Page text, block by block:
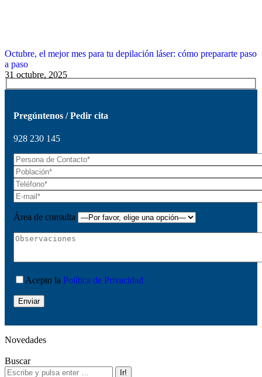
Octubre, el mejor mes para tu depilación láser: cómo prepararte paso
a paso
31 octubre, 2025
Pregúntenos / Pedir cita
928 230 145
Área de consulta
Acepto la Política de Privacidad
Novedades
Buscar
Buscar: